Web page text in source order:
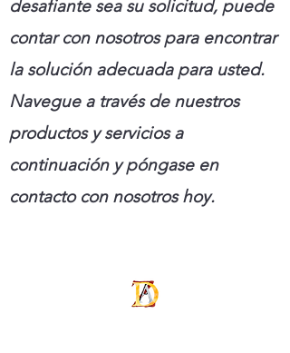
desafiante sea su solicitud, puede
contar con nosotros para encontrar
la solución adecuada para usted.
Navegue a través de nuestros
productos y servicios a
continuación y póngase en
contacto con nosotros hoy.